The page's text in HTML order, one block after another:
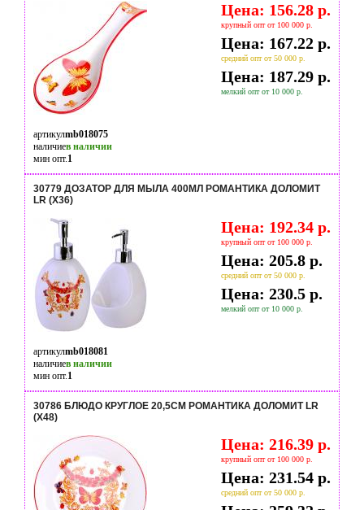
Цена: 156.28 р.
крупный опт от 100 000 р.
Цена: 167.22 р.
средний опт от 50 000 р.
Цена: 187.29 р.
мелкий опт от 10 000 р.
артикулmb018075
наличиев наличии
мин опт.1
30779 ДОЗАТОР ДЛЯ МЫЛА 400МЛ РОМАНТИКА ДОЛОМИТ
LR (Х36)
Цена: 192.34 р.
крупный опт от 100 000 р.
Цена: 205.8 р.
средний опт от 50 000 р.
Цена: 230.5 р.
мелкий опт от 10 000 р.
артикулmb018081
наличиев наличии
мин опт.1
30786 БЛЮДО КРУГЛОЕ 20,5СМ РОМАНТИКА ДОЛОМИТ LR
(Х48)
Цена: 216.39 р.
крупный опт от 100 000 р.
Цена: 231.54 р.
средний опт от 50 000 р.